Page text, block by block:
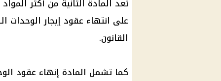
تعد المادة الثانية من أكثر
القانون.
كما تشمل المادة إنهاء عقود